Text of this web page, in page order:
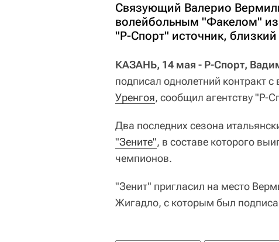
Связующий Валерио
волейбольным "Факелом" из
"Р-Спорт" источник,
КАЗАНЬ, 14 мая - Р-Спорт,
подписал однолетний контракт
Уренгоя, сообщил агентству "Р-
Два последних сезона
"Зените", в составе которого
чемпионов.
"Зенит" пригласил на место
Жигадло, с которым был